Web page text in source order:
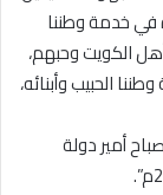
خدمة وطننا
الكويت وحبهم،
الحبيب وأبنائه،
أمير دولة